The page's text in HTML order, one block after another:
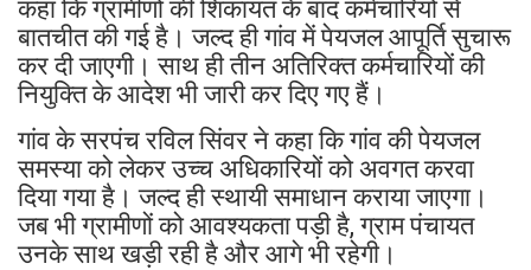
कहा कि ग्रामीणों की शिकायत के बाद कर्मचारियों से
बातचीत की गई है। जल्द ही गांव में पेयजल आपूर्ति सुचारू
कर दी जाएगी। साथ ही तीन अतिरिक्त कर्मचारियों की
नियुक्ति के आदेश भी जारी कर दिए गए हैं।
गांव के सरपंच रविल सिंवर ने कहा कि गांव की पेयजल
समस्या को लेकर उच्च अधिकारियों को अवगत करवा
दिया गया है। जल्द ही स्थायी समाधान कराया जाएगा।
जब भी ग्रामीणों को आवश्यकता पड़ी है, ग्राम पंचायत
उनके साथ खड़ी रही है और आगे भी रहेगी।